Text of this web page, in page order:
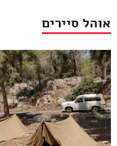
אוהל סיירים